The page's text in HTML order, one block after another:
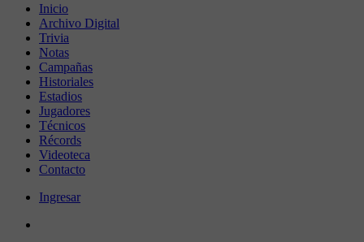
Inicio
Archivo Digital
Trivia
Notas
Campañas
Historiales
Estadios
Jugadores
Técnicos
Récords
Videoteca
Contacto
Ingresar